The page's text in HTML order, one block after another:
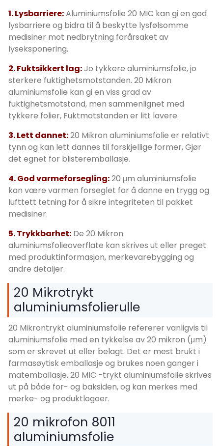
1. Lysbarriere:Aluminiumsfolie 20 MIC kan gi en god
lysbarriere og bidra til å beskytte lysfølsomme
medisiner mot nedbrytning forårsaket av
lyseksponering.
2. Fuktsikkert lag:Jo tykkere aluminiumsfolie, jo
sterkere fuktighetsmotstanden. 20 Mikron
aluminiumsfolie kan gi en viss grad av
fuktighetsmotstand, men sammenlignet med
tykkere folier, Fuktmotstanden er litt lavere.
3. Lett dannet:20 Mikron aluminiumsfolie er relativt
tynn og kan lett dannes til forskjellige former, Gjør
det egnet for blisteremballasje.
4. God varmeforsegling:20 μm aluminiumsfolie
kan være varmen forseglet for å danne en trygg og
lufttett tetning for å sikre integriteten til pakket
medisiner.
5. Trykkbarhet: De 20 Mikron
aluminiumsfolieoverflate kan skrives ut eller preget
med produktinformasjon, merkevarebygging og
andre detaljer.
20 Mikrotrykt
aluminiumsfolierulle
20 Mikrontrykt aluminiumsfolie refererer vanligvis til
aluminiumsfolie med en tykkelse av 20 mikron (μm)
som er skrevet ut eller belagt. Det er mest brukt i
farmasøytisk emballasje og brukes noen ganger i
matemballasje. 20 MIC -trykt aluminiumsfolie skrives
ut på både for- og baksiden, og kan merkes med
merke- og produktlogoer.
20 mikrofon 8011
aluminiumsfolie